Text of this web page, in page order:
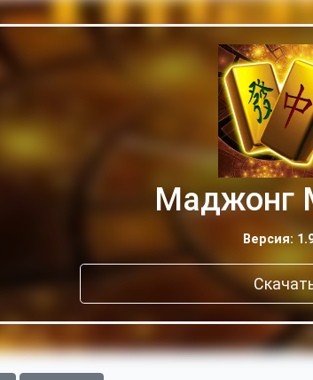
Маджонг
Версия: